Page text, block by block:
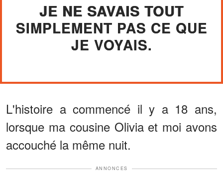
JE NE SAVAIS TOUT
SIMPLEMENT PAS CE QUE
JE VOYAIS.
L'histoire a commencé il y a 18 ans,
lorsque ma cousine Olivia et moi avons
accouché la même nuit.
ANNONCES